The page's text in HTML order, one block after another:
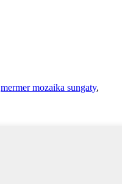
mermer mozaika sungaty,